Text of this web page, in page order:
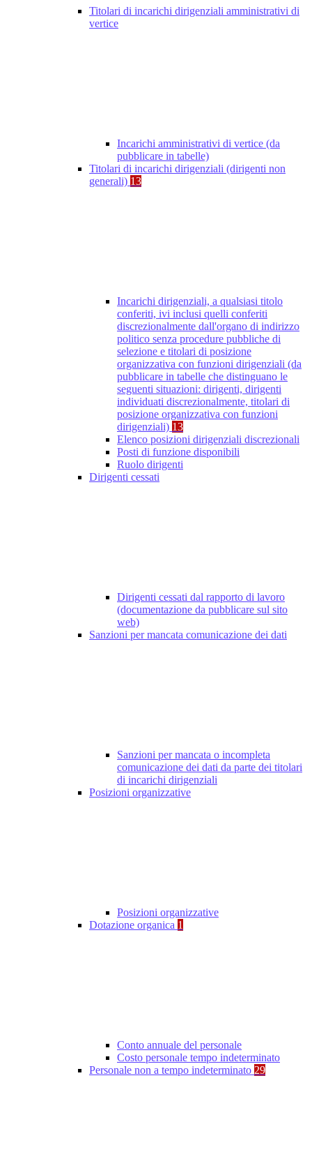
Titolari di incarichi dirigenziali amministrativi di
vertice
Incarichi amministrativi di vertice (da
pubblicare in tabelle)
Titolari di incarichi dirigenziali (dirigenti non
generali) 13
Incarichi dirigenziali, a qualsiasi titolo
conferiti, ivi inclusi quelli conferiti
discrezionalmente dall'organo di indirizzo
politico senza procedure pubbliche di
selezione e titolari di posizione
organizzativa con funzioni dirigenziali (da
pubblicare in tabelle che distinguano le
seguenti situazioni: dirigenti, dirigenti
individuati discrezionalmente, titolari di
posizione organizzativa con funzioni
dirigenziali) 13
Elenco posizioni dirigenziali discrezionali
Posti di funzione disponibili
Ruolo dirigenti
Dirigenti cessati
Dirigenti cessati dal rapporto di lavoro
(documentazione da pubblicare sul sito
web)
Sanzioni per mancata comunicazione dei dati
Sanzioni per mancata o incompleta
comunicazione dei dati da parte dei titolari
di incarichi dirigenziali
Posizioni organizzative
Posizioni organizzative
Dotazione organica 1
Conto annuale del personale
Costo personale tempo indeterminato
Personale non a tempo indeterminato 29